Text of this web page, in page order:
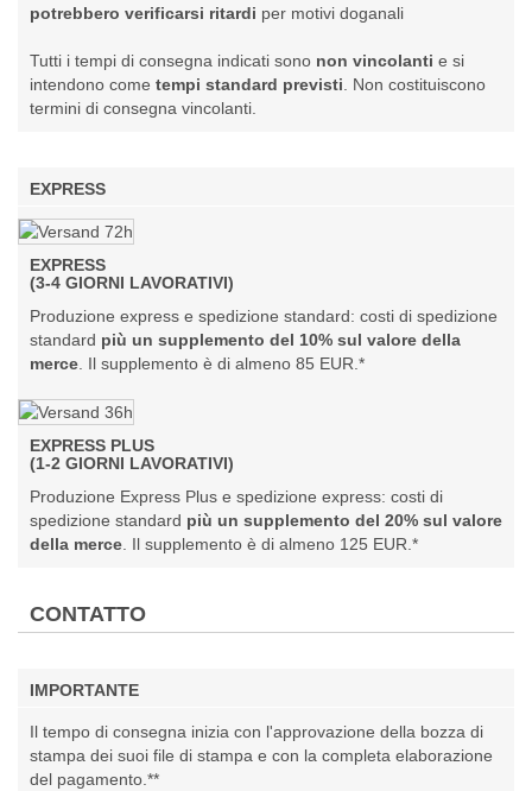
potrebbero verificarsi ritardi per motivi doganali
Tutti i tempi di consegna indicati sono non vincolanti e si
intendono come tempi standard previsti . Non costituiscono
termini di consegna vincolanti.
EXPRESS
EXPRESS
(3-4 GIORNI LAVORATIVI)
Produzione express e spedizione standard: costi di spedizione
standard più un supplemento del 10% sul valore della
merce . Il supplemento è di almeno 85 EUR.*
EXPRESS PLUS
(1-2 GIORNI LAVORATIVI)
Produzione Express Plus e spedizione express: costi di
spedizione standard più un supplemento del 20% sul valore
della merce . Il supplemento è di almeno 125 EUR.*
CONTATTO
IMPORTANTE
Il tempo di consegna inizia con l'approvazione della bozza di
stampa dei suoi file di stampa e con la completa elaborazione
del pagamento.**